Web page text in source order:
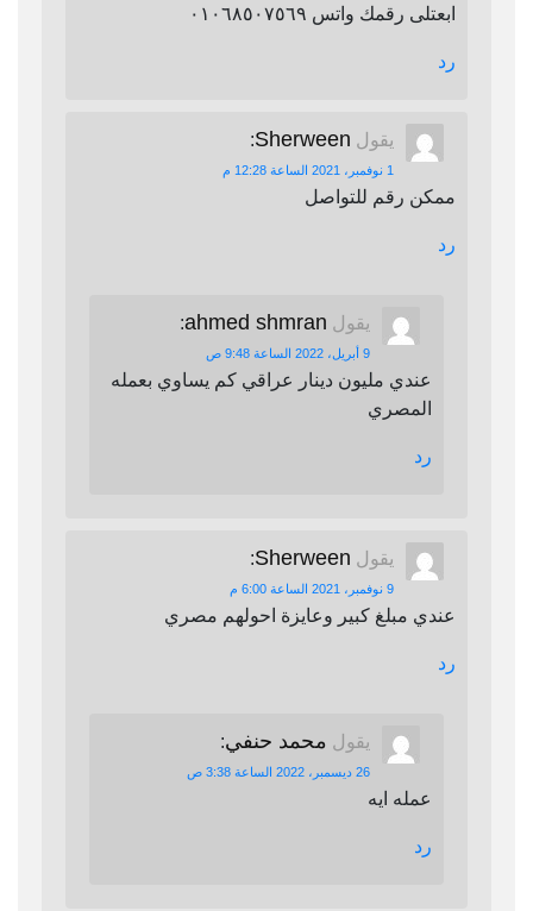
ابعتلى رقمك واتس ٠١٠٦٨٥٠٧٥٦٩
رد
يقول Sherween
:
1 نوفمبر، 2021 الساعة 12:28 م
ممكن رقم للتواصل
رد
يقول ahmed shmran
:
9 أبريل، 2022 الساعة 9:48 ص
عندي مليون دينار عراقي كم يساوي بعمله
المصري
رد
يقول Sherween
:
9 نوفمبر، 2021 الساعة 6:00 م
عندي مبلغ كبير وعايزة احولهم مصري
رد
يقول محمد حنفي:
26 ديسمبر، 2022 الساعة 3:38 ص
عمله ايه
رد